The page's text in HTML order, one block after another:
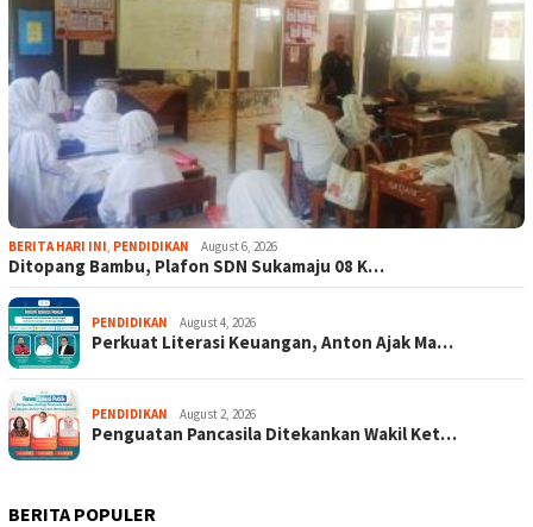
BERITA HARI INI, PENDIDIKAN August 6, 2026
Ditopang Bambu, Plafon SDN Sukamaju 08 K…
PENDIDIKAN August 4, 2026
Perkuat Literasi Keuangan, Anton Ajak Ma…
PENDIDIKAN August 2, 2026
Penguatan Pancasila Ditekankan Wakil Ket…
BERITA POPULER